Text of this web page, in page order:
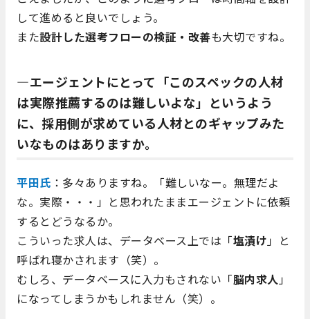
して進めると良いでしょう。
また設計した選考フローの検証・改善も大切ですね。
―エージェントにとって「このスペックの人材
は実際推薦するのは難しいよな」というよう
に、採用側が求めている人材とのギャップみた
いなものはありますか。
平田氏 ：多々ありますね。「難しいなー。無理だよ
な。実際・・・」と思われたままエージェントに依頼
するとどうなるか。
こういった求人は、データベース上では「塩漬け 」と
呼ばれ寝かされます（笑）。
むしろ、データベースに入力もされない「脳内求人 」
になってしまうかもしれません（笑）。